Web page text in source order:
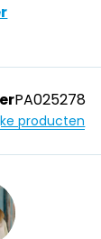
PA025278
producten